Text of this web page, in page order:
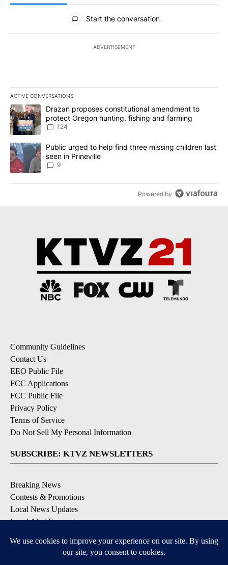
All Comments
Start the conversation
ADVERTISEMENT
ACTIVE CONVERSATIONS
The following is a list of the most commented articles in the last
A trending article titled "Drazan proposes constitutional
Drazan proposes constitutional amendment to
protect Oregon hunting, fishing and farming
124
A trending article titled "Public urged to help find three missing
Public urged to help find three missing children last
seen in Prineville
9
Powered by
Community Guidelines
Contact Us
EEO Public File
FCC Applications
FCC Public File
Privacy Policy
Terms of Service
Do Not Sell My Personal Information
SUBSCRIBE: KTVZ NEWSLETTERS
Breaking News
Contests & Promotions
Local News Updates
Local Alert Forecast
DOWNLOAD: KTVZ APPS